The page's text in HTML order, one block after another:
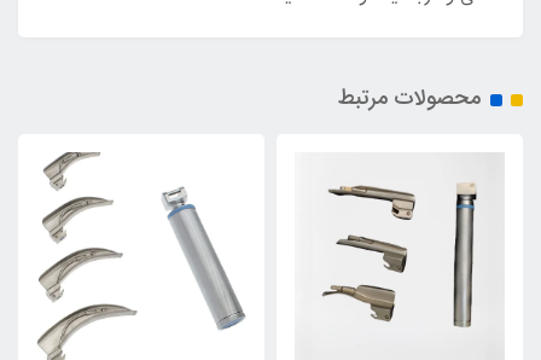
محصولات مرتبط